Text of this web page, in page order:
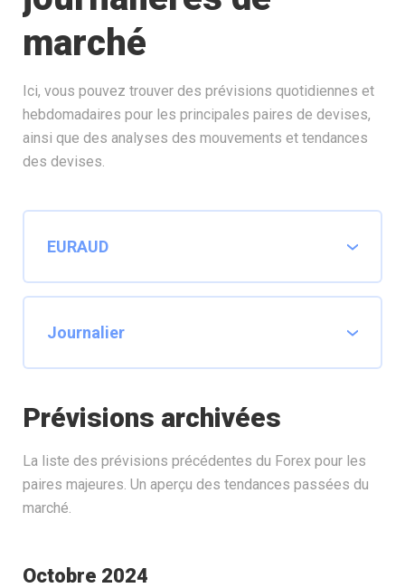
marché
Ici, vous pouvez trouver des prévisions quotidiennes et
hebdomadaires pour les principales paires de devises,
ainsi que des analyses des mouvements et tendances
des devises.
Prévisions archivées
La liste des prévisions précédentes du Forex pour les
paires majeures. Un aperçu des tendances passées du
marché.
Octobre 2024